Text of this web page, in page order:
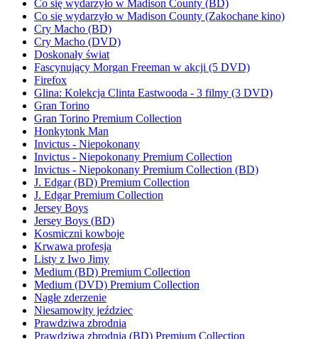
Co się wydarzyło w Madison County (BD)
Co się wydarzyło w Madison County (Zakochane kino)
Cry Macho (BD)
Cry Macho (DVD)
Doskonały świat
Fascynujący Morgan Freeman w akcji (5 DVD)
Firefox
Glina: Kolekcja Clinta Eastwooda - 3 filmy (3 DVD)
Gran Torino
Gran Torino Premium Collection
Honkytonk Man
Invictus - Niepokonany
Invictus - Niepokonany Premium Collection
Invictus - Niepokonany Premium Collection (BD)
J. Edgar (BD) Premium Collection
J. Edgar Premium Collection
Jersey Boys
Jersey Boys (BD)
Kosmiczni kowboje
Krwawa profesja
Listy z Iwo Jimy
Medium (BD) Premium Collection
Medium (DVD) Premium Collection
Nagłe zderzenie
Niesamowity jeździec
Prawdziwa zbrodnia
Prawdziwa zbrodnia (BD) Premium Collection